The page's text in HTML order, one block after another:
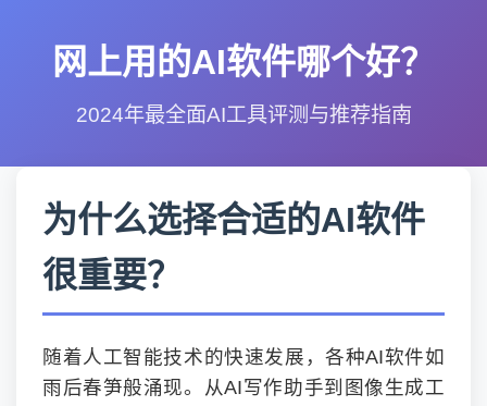
网上用的AI软件哪个好？
2024年最全面AI工具评测与推荐指南
为什么选择合适的AI软件
很重要？
随着人工智能技术的快速发展，各种AI软件如
雨后春笋般涌现。从AI写作助手到图像生成工